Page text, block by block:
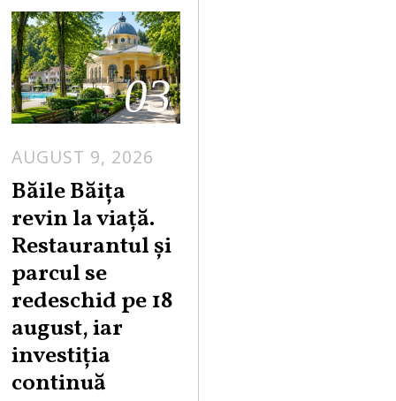
03
AUGUST 9, 2026
S
9
Băile Băița
revin la viață.
Restaurantul și
parcul se
redeschid pe 18
august, iar
investiția
continuă